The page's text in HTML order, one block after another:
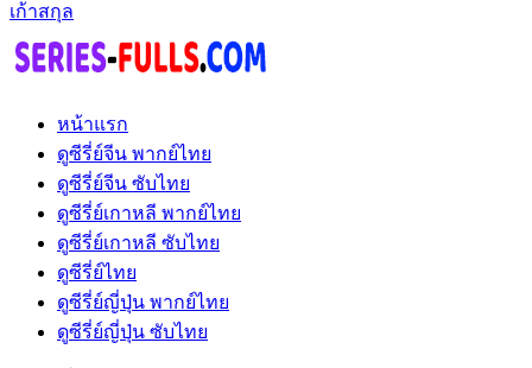
เก้าสกุล
หน้าแรก
ดูซีรี่ย์จีน พากย์ไทย
ดูซีรี่ย์จีน ซับไทย
ดูซีรี่ย์เกาหลี พากย์ไทย
ดูซีรี่ย์เกาหลี ซับไทย
ดูซีรี่ย์ไทย
ดูซีรี่ย์ญี่ปุ่น พากย์ไทย
ดูซีรี่ย์ญี่ปุ่น ซับไทย